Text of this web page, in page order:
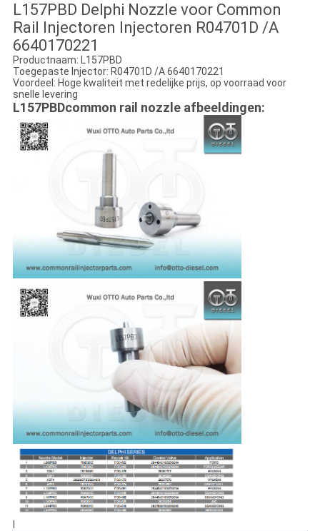
L157PBD Delphi Nozzle voor Common
Rail Injectoren Injectoren R04701D /A
6640170221
Productnaam: L157PBD
Toegepaste Injector: R04701D /A 6640170221
Voordeel: Hoge kwaliteit met redelijke prijs, op voorraad voor
snelle levering
L157PBDcommon rail nozzle afbeeldingen:
l